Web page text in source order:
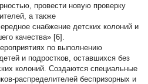
провести новую проверку
а также
снабжение детских колоний и
качества» [6].
по выполнению
и подростков, оставшихся без
колоний. Создаются специальные
распределителей беспризорных и